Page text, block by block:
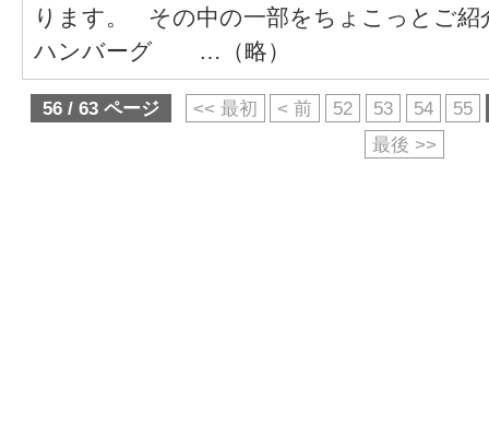
ります。 その中の一部をちょこっとご
ハンバーグ …（略）
56 / 63 ページ << 最初 < 前 52 53 54
55
最後 >>